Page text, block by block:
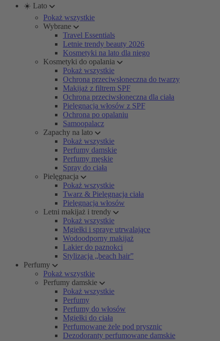
☀️ Lato
Pokaż wszystkie
Wybrane
Travel Essentials
Letnie trendy beauty 2026
Kosmetyki na lato dla niego
Kosmetyki do opalania
Pokaż wszystkie
Ochrona przeciwsłoneczna do twarzy
Makijaż z filtrem SPF
Ochrona przeciwsłoneczna dla ciała
Pielęgnacja włosów z SPF
Ochrona po opalaniu
Samoopalacz
Zapachy na lato
Pokaż wszystkie
Perfumy damskie
Perfumy męskie
Spray do ciała
Pielęgnacja
Pokaż wszystkie
Twarz & Pielęgnacja ciała
Pielęgnacja włosów
Letni makijaż i trendy
Pokaż wszystkie
Mgiełki i spraye utrwalające
Wodoodporny makijaż
Lakier do paznokci
Stylizacja „beach hair”
Perfumy
Pokaż wszystkie
Perfumy damskie
Pokaż wszystkie
Perfumy
Perfumy do włosów
Mgiełki do ciała
Perfumowane żele pod prysznic
Dezodoranty perfumowane damskie